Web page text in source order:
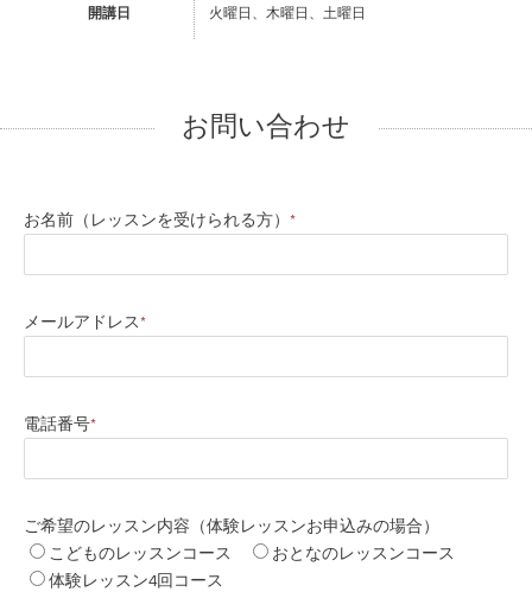
開講日 火曜日、木曜日、土曜日
お問い合わせ
お名前（レッスンを受けられる方） *
メールアドレス*
電話番号*
ご希望のレッスン内容（体験レッスンお申込みの場合）
こどものレッスンコース
おとなのレッスンコース
体験レッスン4回コース